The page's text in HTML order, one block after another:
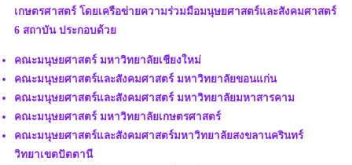
เกษตรศาสตร์ โดยเครือข่ายความร่วมมือมนุษยศาสตร์และสังคมศาสตร์
6 สถาบัน ประกอบด้วย
คณะมนุษยศาสตร์ มหาวิทยาลัยเชียงใหม่
คณะมนุษยศาสตร์และสังคมศาสตร์ มหาวิทยาลัยขอนแก่น
คณะมนุษยศาสตร์และสังคมศาสตร์ มหาวิทยาลัยมหาสารคาม
คณะมนุษยศาสตร์ มหาวิทยาลัยเกษตรศาสตร์
คณะมนุษยศาสตร์และสังคมศาสตร์มหาวิทยาลัยสงขลานครินทร์
วิทยาเขตปัตตานี